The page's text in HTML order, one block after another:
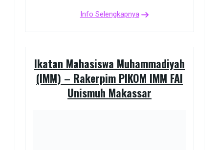
Info Selengkapnya
Ikatan Mahasiswa Muhammadiyah
(IMM) – Rakerpim PIKOM IMM FAI
Unismuh Makassar